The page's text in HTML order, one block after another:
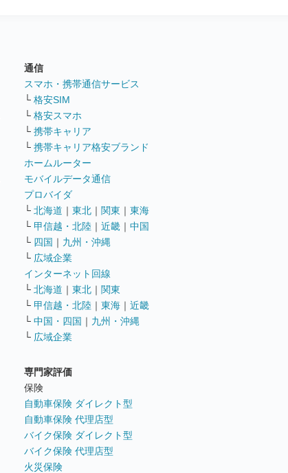
通信
スマホ・携帯通信サービス
└ 格安SIM
└ 格安スマホ
└ 携帯キャリア
└ 携帯キャリア格安ブランド
ホームルーター
モバイルデータ通信
プロバイダ
└ 北海道 ｜ 東北 ｜ 関東 ｜ 東海
└ 甲信越・北陸 ｜ 近畿 ｜ 中国
└ 四国 ｜ 九州・沖縄
└ 広域企業
インターネット回線
└ 北海道 ｜ 東北 ｜ 関東
└ 甲信越・北陸 ｜ 東海 ｜ 近畿
└ 中国・四国 ｜ 九州・沖縄
└ 広域企業
専門家評価
保険
自動車保険 ダイレクト型
自動車保険 代理店型
バイク保険 ダイレクト型
バイク保険 代理店型
火災保険